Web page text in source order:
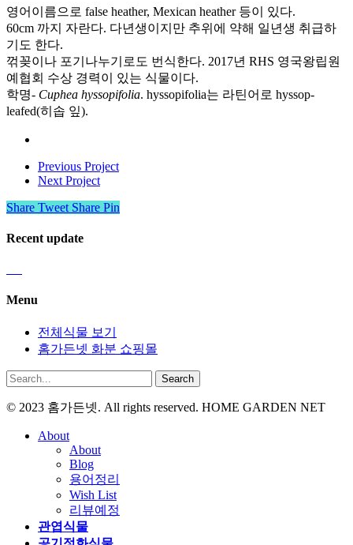
영어이름으로 false heather, Mexican heather 등이 있다.
60cm 까지 자란다. 다년생이지만 추위에 약해 일년생 취급하
기도 한다.
꺾꽂이나 포기나누기로도 번식한다. 2017년 RHS 영국왕립원
예협회 수상 경력이 있는 식물이다.
학명- Cuphea hyssopifolia. hyssopifolia는 라틴어로 hyssop-
leafed(히솝 잎).
Previous Project
Next Project
Share Tweet Share Pin
Recent update
Menu
전체식물 보기
홈가든넷 화분 쇼핑몰
Search
© 2023 홈가든넷. All rights reserved. HOME GARDEN NET
About
About
Blog
용어정리
Wish List
리뷰예정
관엽식물